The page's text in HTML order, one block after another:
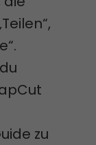
zu